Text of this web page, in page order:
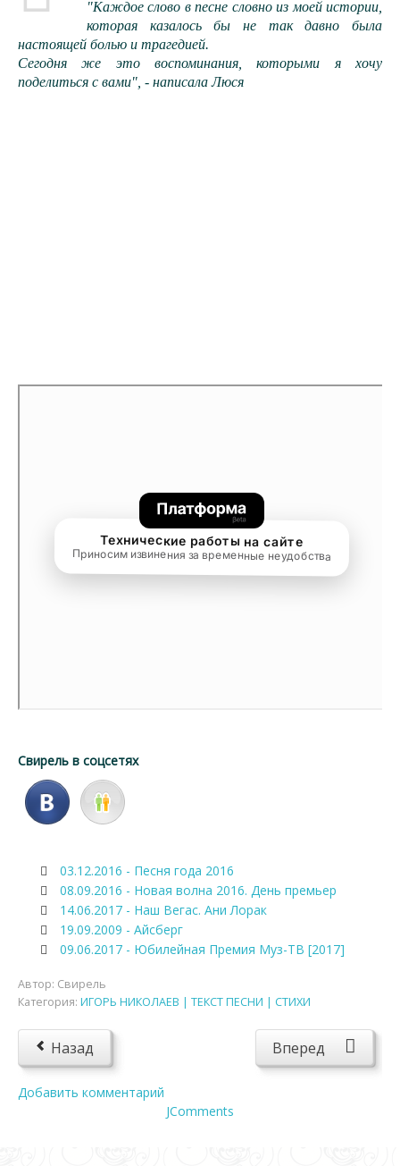
"Каждое слово в песне словно из моей истории,
которая казалось бы не так давно была
настоящей болью и трагедией.
Сегодня же это воспоминания, которыми я хочу
поделиться с вами", - написала Люся
Свирель в соцсетях
03.12.2016 - Песня года 2016
08.09.2016 - Новая волна 2016. День премьер
14.06.2017 - Наш Вегас. Ани Лорак
19.09.2009 - Айсберг
09.06.2017 - Юбилейная Премия Муз-ТВ [2017]
Автор: Свирель
Категория: ИГОРЬ НИКОЛАЕВ | ТЕКСТ ПЕСНИ | СТИХИ
Назад Вперед
Добавить комментарий
JComments